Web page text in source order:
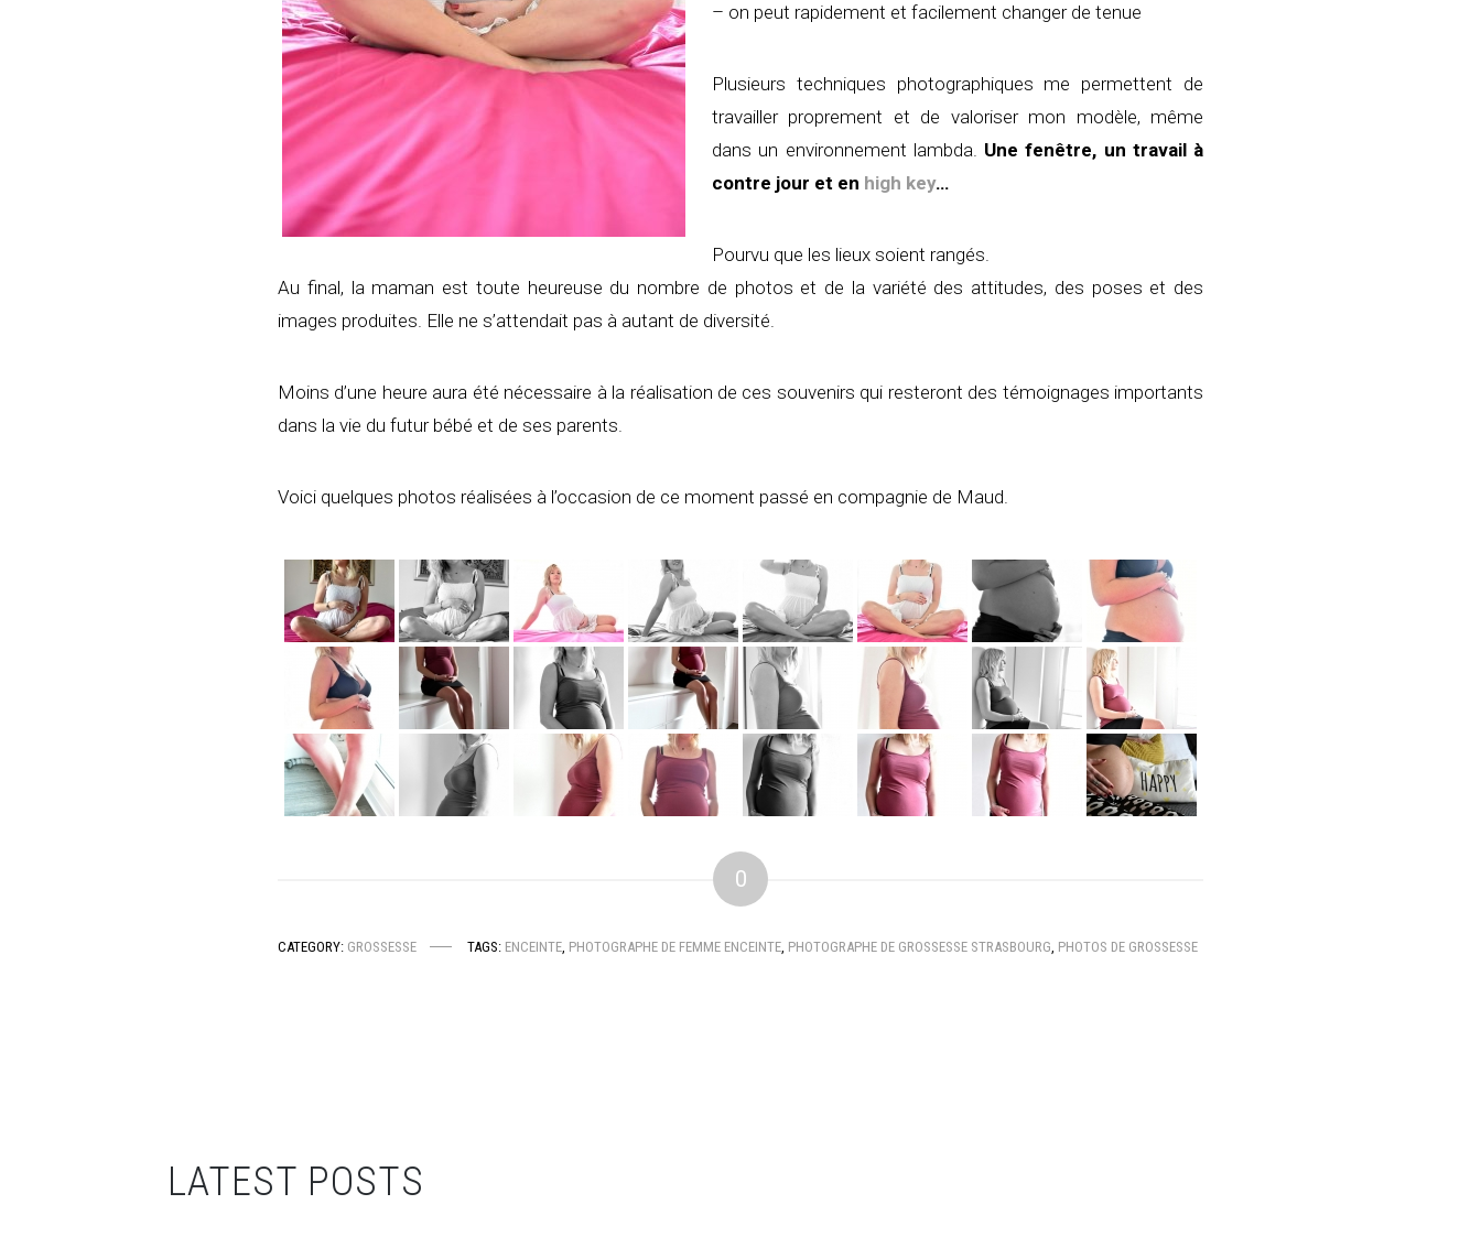
– on peut rapidement et facilement changer de tenue
Plusieurs techniques photographiques me permettent de
travailler proprement et de valoriser mon modèle, même
dans un environnement lambda. Une fenêtre, un travail à
contre jour et en high key…
Pourvu que les lieux soient rangés.
Au final, la maman est toute heureuse du nombre de photos et de la variété des attitudes, des poses et des
images produites. Elle ne s’attendait pas à autant de diversité.
Moins d’une heure aura été nécessaire à la réalisation de ces souvenirs qui resteront des témoignages importants
dans la vie du futur bébé et de ses parents.
Voici quelques photos réalisées à l’occasion de ce moment passé en compagnie de Maud.
0
CATEGORY: GROSSESSE TAGS: ENCEINTE, PHOTOGRAPHE DE FEMME ENCEINTE, PHOTOGRAPHE DE GROSSESSE STRASBOURG, PHOTOS DE GROSSESSE
LATEST POSTS